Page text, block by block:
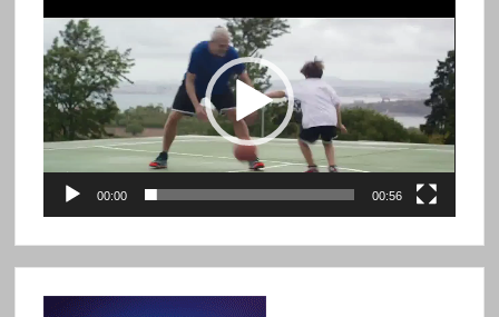
de
vídeo
00:00 00:56